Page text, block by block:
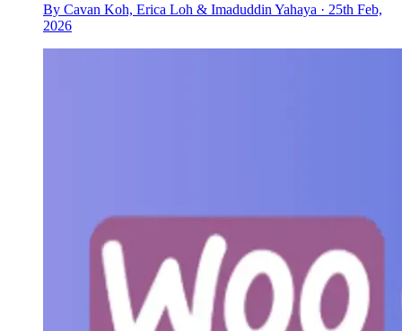
By Cavan Koh, Erica Loh & Imaduddin Yahaya · 25th Feb,
2026